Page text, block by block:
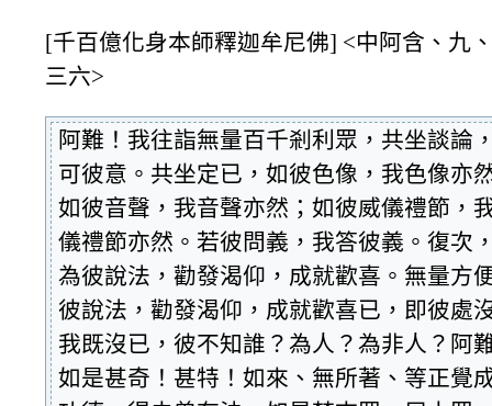
[千百億化身本師釋迦牟尼佛] <中阿含、九
三六>
阿難！我往詣無量百千剎利眾，共坐談論
可彼意。共坐定已，如彼色像，我色像亦
如彼音聲，我音聲亦然；如彼威儀禮節，
儀禮節亦然。若彼問義，我答彼義。復次
為彼說法，勸發渴仰，成就歡喜。無量方
彼說法，勸發渴仰，成就歡喜已，即彼處
我既沒已，彼不知誰？為人？為非人？阿
如是甚奇！甚特！如來、無所著、等正覺